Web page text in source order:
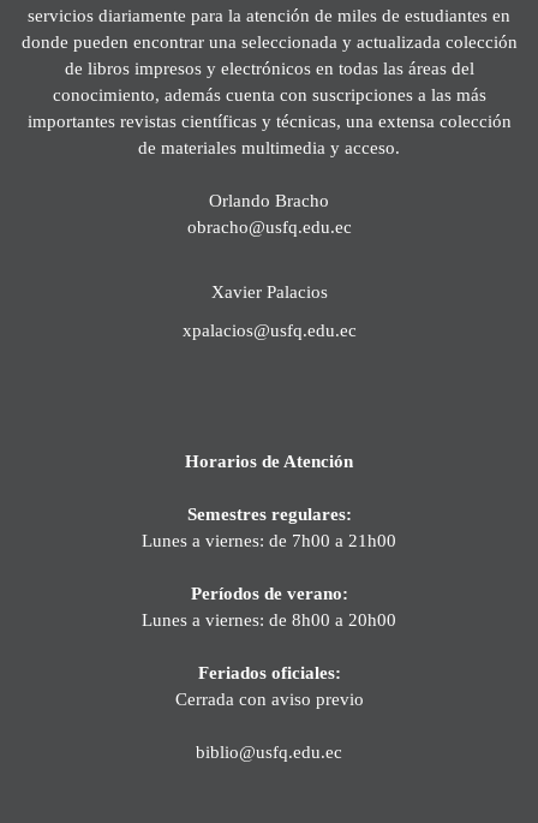
servicios diariamente para la atención de miles de estudiantes en
donde pueden encontrar una seleccionada y actualizada colección
de libros impresos y electrónicos en todas las áreas del
conocimiento, además cuenta con suscripciones a las más
importantes revistas científicas y técnicas, una extensa colección
de materiales multimedia y acceso.
Orlando Bracho
obracho@usfq.edu.ec
Xavier Palacios
xpalacios@usfq.edu.ec
Horarios de Atención
Semestres regulares:
Lunes a viernes: de 7h00 a 21h00
Períodos de verano:
Lunes a viernes: de 8h00 a 20h00
Feriados oficiales:
Cerrada con aviso previo
biblio@usfq.edu.ec